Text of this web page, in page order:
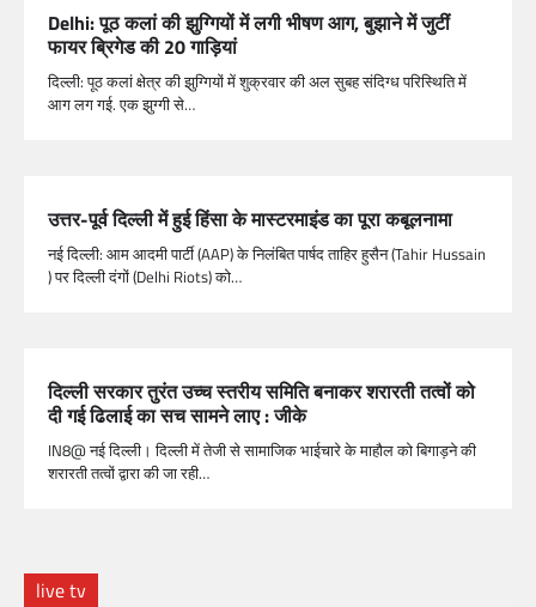
Delhi: पूठ कलां की झुग्गियों में लगी भीषण आग, बुझाने में जुटीं
फायर ब्रिगेड की 20 गाड़ियां
दिल्ली: पूठ कलां क्षेत्र की झुग्गियों में शुक्रवार की अल सुबह संदिग्ध परिस्थिति में
आग लग गई. एक झुग्गी से…
उत्तर-पूर्व दिल्ली में हुई हिंसा के मास्टरमाइंड का पूरा कबूलनामा
नई दिल्ली: आम आदमी पार्टी (AAP) के निलंबित पार्षद ताहिर हुसैन (Tahir Hussain
) पर दिल्ली दंगों (Delhi Riots) को…
दिल्ली सरकार तुरंत उच्च स्तरीय समिति बनाकर शरारती तत्वों को
दी गई ढिलाई का सच सामने लाए : जीके
IN8@ नई दिल्ली। दिल्ली में तेजी से सामाजिक भाईचारे के माहौल को बिगाड़ने की
शरारती तत्वों द्वारा की जा रही…
live tv